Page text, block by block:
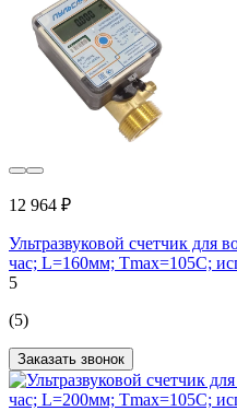
12 964 ₽
Ультразвуковой счетчик для
час; L=160мм; Тmax=105C;
5
(5)
Заказать звонок